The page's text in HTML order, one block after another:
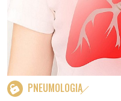
PNEUMOLOGIA